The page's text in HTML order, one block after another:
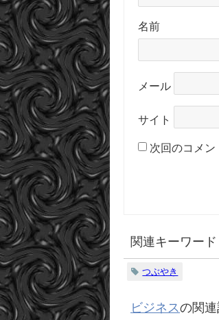
名前
メール
サイト
次回のコメ
関連キーワード
つぶやき
ビジネスの関